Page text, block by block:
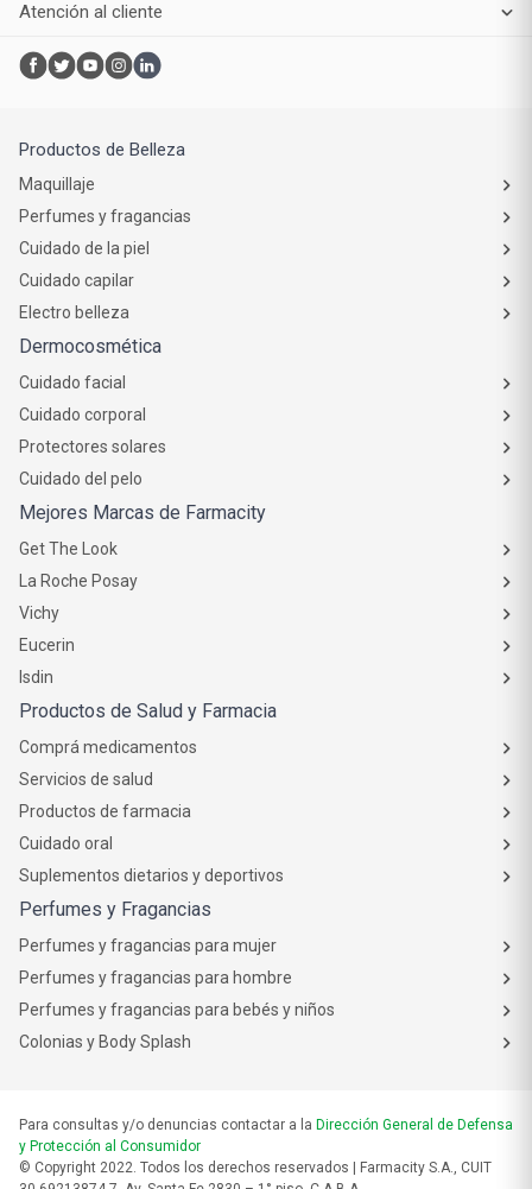
Atención al cliente
Productos de Belleza
Maquillaje
Perfumes y fragancias
Cuidado de la piel
Cuidado capilar
Electro belleza
Dermocosmética
Cuidado facial
Cuidado corporal
Protectores solares
Cuidado del pelo
Mejores Marcas de Farmacity
Get The Look
La Roche Posay
Vichy
Eucerin
Isdin
Productos de Salud y Farmacia
Comprá medicamentos
Servicios de salud
Productos de farmacia
Cuidado oral
Suplementos dietarios y deportivos
Perfumes y Fragancias
Perfumes y fragancias para mujer
Perfumes y fragancias para hombre
Perfumes y fragancias para bebés y niños
Colonias y Body Splash
Para consultas y/o denuncias contactar a la Dirección General de Defensa
y Protección al Consumidor
© Copyright 2022. Todos los derechos reservados | Farmacity S.A., CUIT